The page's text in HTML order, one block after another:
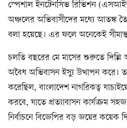
স্পেশাল ইনটেনসিভ রিভিশন
অঞ্চলের অভিবাসীদের মধ্যে আতঙ্ক
বলা হয়েছে। এর ফলে অনেকেই
চলতি বছরের মে মাসের শুরুতে দিল্লি
অবৈধ অভিবাসন ইস্যু উত্থাপন করে।
করেছিল, বাংলাদেশ নাগরিকত্ব
করবে, যাতে প্রত্যাবাসন কার্যক্রম
নির্বাচনে বিজেপির বড় জয়ের কয়েক